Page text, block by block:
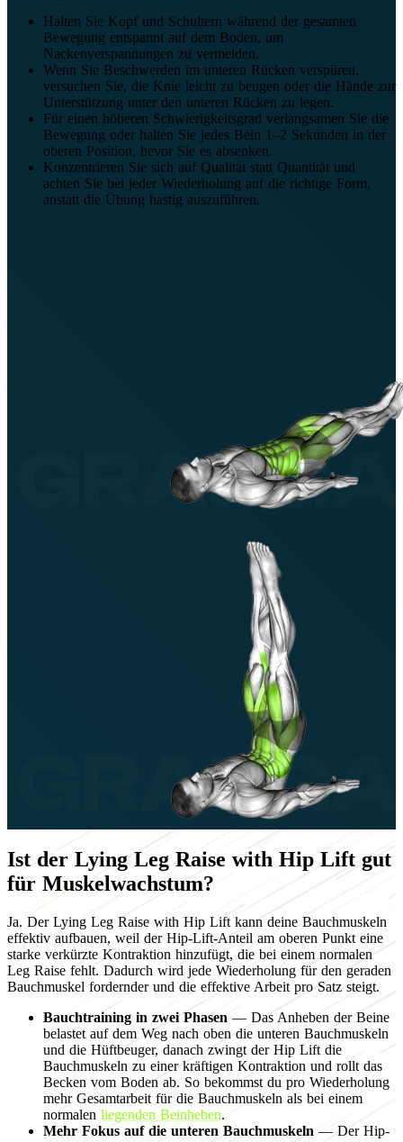
Halten Sie Kopf und Schultern während der gesamten
Bewegung entspannt auf dem Boden, um
Nackenverspannungen zu vermeiden.
Wenn Sie Beschwerden im unteren Rücken verspüren,
versuchen Sie, die Knie leicht zu beugen oder die Hände zur
Unterstützung unter den unteren Rücken zu legen.
Für einen höheren Schwierigkeitsgrad verlangsamen Sie die
Bewegung oder halten Sie jedes Bein 1–2 Sekunden in der
oberen Position, bevor Sie es absenken.
Konzentrieren Sie sich auf Qualität statt Quantität und
achten Sie bei jeder Wiederholung auf die richtige Form,
anstatt die Übung hastig auszuführen.
Ist der Lying Leg Raise with Hip Lift gut
für Muskelwachstum?
Ja. Der Lying Leg Raise with Hip Lift kann deine Bauchmuskeln
effektiv aufbauen, weil der Hip-Lift-Anteil am oberen Punkt eine
starke verkürzte Kontraktion hinzufügt, die bei einem normalen
Leg Raise fehlt. Dadurch wird jede Wiederholung für den geraden
Bauchmuskel fordernder und die effektive Arbeit pro Satz steigt.
Bauchtraining in zwei Phasen — Das Anheben der Beine
belastet auf dem Weg nach oben die unteren Bauchmuskeln
und die Hüftbeuger, danach zwingt der Hip Lift die
Bauchmuskeln zu einer kräftigen Kontraktion und rollt das
Becken vom Boden ab. So bekommst du pro Wiederholung
mehr Gesamtarbeit für die Bauchmuskeln als bei einem
normalen liegenden Beinheben.
Mehr Fokus auf die unteren Bauchmuskeln — Der Hip-